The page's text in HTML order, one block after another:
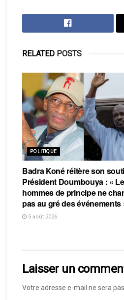
RELATED POSTS
POLITIQUE
Badra Koné réitère son
Président Doumbouya : «
hommes de principe ne
pas au gré des événements
5 août 2026
Laisser un
Votre adresse e-mail ne sera